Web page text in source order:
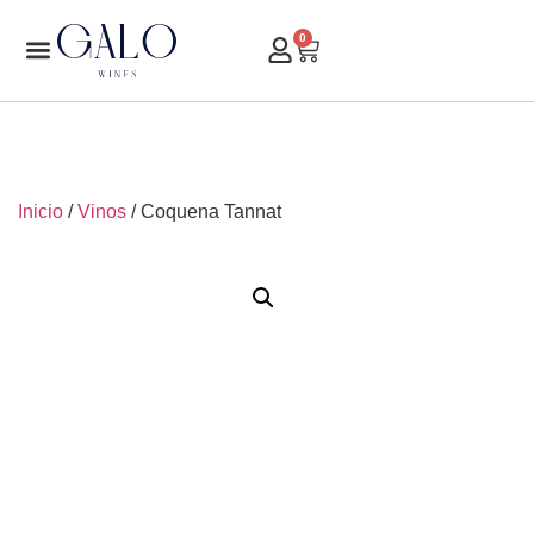
0
Inicio /Vinos / Coquena Tannat